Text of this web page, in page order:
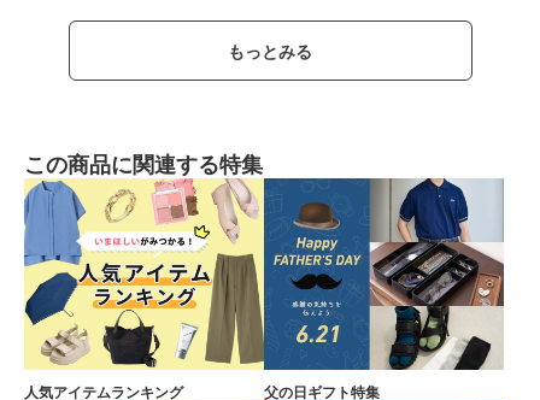
もっとみる
この商品に関連する特集
人気アイテムランキング 父の日ギフト特集